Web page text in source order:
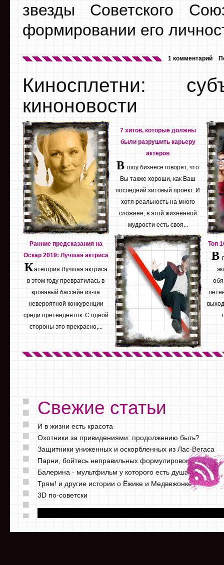
звезды Советского
формировании его
1 комментарий
Киносплетни:
киноновости
Ранние предсказания на
Оскар 2019: Лучшая актриса
Категория Лучшая актриса
в этом году превратилась в
кровавый бассейн из-за
невероятной конкуренции
среди претенденток. С одной
стороны это прекрасно,...
7 хитов, которые должны
были разрушить карьеру
актеров
В шоу бизнесе говорят, что
Вы также хороши, как Ваш
последний хитовый проект. И
хотя реальность на много
сложнее, в этой жизненной
мудрости есть своя...
Топ
В
Свежие статьи
И в жизни есть красота
Охотники за привидениями: продолжению быть?
Защитники униженных и оскорбленных из Лас-Вегаса
Парни, бойтесь неправильных формулировок
Балерина - мультфильм у которого есть душа
Трям! и другие истории о Ёжике и Медвежонке
3D по-советски